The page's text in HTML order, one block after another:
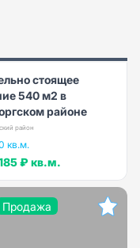
стоящее
540 м2 в
районе
район
кв.м.
₽ кв.м.
Продажа